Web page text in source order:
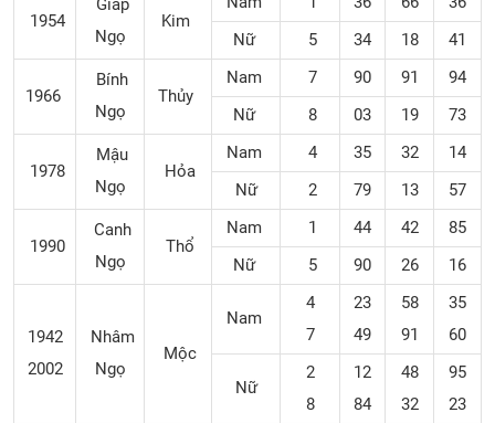
1954
Giáp
Ngọ
Kim
Nữ
5 34 18 41
1966
Bính
Ngọ
Thủy
Nam 7 90 91
94
Nữ
8 03 19 73
1978
Mậu
Ngọ
Hỏa
Nam 4 35 32
14
Nữ
2 79 13 57
1990
Canh
Ngọ
Thổ
Nam 1 44 42
85
Nữ
5 90 26 16
1942
2002
Nhâm
Ngọ
Mộc
Nam
4
7
23
49
58
91
35
60
Nữ
2
8
12
84
48
32
95
23